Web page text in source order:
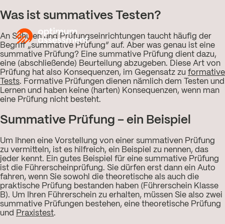
Was ist summatives Testen?
An Schulen und Prüfungseinrichtungen taucht häufig der
Begriff „summative Prüfung“ auf. Aber was genau ist eine
summative Prüfung? Eine summative Prüfung dient dazu,
eine (abschließende) Beurteilung abzugeben. Diese Art von
Prüfung hat also Konsequenzen, im Gegensatz zu formative
Tests. Formative Prüfungen dienen nämlich dem Testen und
Lernen und haben keine (harten) Konsequenzen, wenn man
eine Prüfung nicht besteht.
Summative Prüfung – ein Beispiel
Um Ihnen eine Vorstellung von einer summativen Prüfung
zu vermitteln, ist es hilfreich, ein Beispiel zu nennen, das
jeder kennt. Ein gutes Beispiel für eine summative Prüfung
ist die Führerscheinprüfung. Sie dürfen erst dann ein Auto
fahren, wenn Sie sowohl die theoretische als auch die
praktische Prüfung bestanden haben (Führerschein Klasse
B). Um Ihren Führerschein zu erhalten, müssen Sie also zwei
summative Prüfungen bestehen, eine theoretische Prüfung
und Praxistest.